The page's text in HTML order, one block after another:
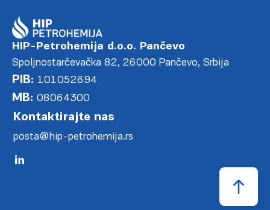
HIP-Petrohemija d.o.o. Pančevo
Spoljnostarčevačka 82, 26000 Pančevo, Srbija
PIB: 101052694
MB: 08064300
Kontaktirajte nas
posta@hip-petrohemija.rs